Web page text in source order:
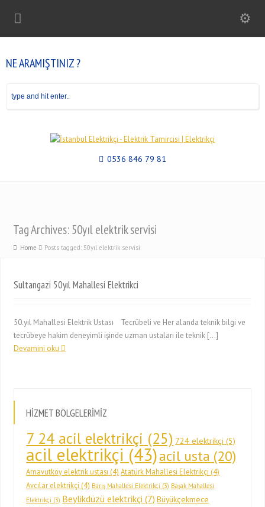
NE ARAMIŞTINIZ ?
0536 846 79 81
Tag Archives: 50yıl elektrik servisi
Home Posts tagged: 50yıl elektrik servisi
Sultangazi 50yıl Mahallesi Elektrikci
50.yıl Mahallesi Elektrik Ustası Tecrübeli ve Her alanda teknik bilgi ve
tecrübeye hakim deneyimli işinde uzman ustaları ile teknik […]
Devamini oku
HİZMET BÖLGELERİMİZ
7 24 acil elektrikçi (25) 724 elektrikçi (5)
acil elektrikçi (43)acil usta (20)
Arnavutköy elektrik ustası (4) Atatürk Mahallesi Elektrikçi (4)
Avcılar elektrikçi (4) Barış Mahallesi Elektrikçi (3) Başak Mahallesi
Elektrikçi (3) Beylikdüzü elektrikçi (7) Büyükçekmece